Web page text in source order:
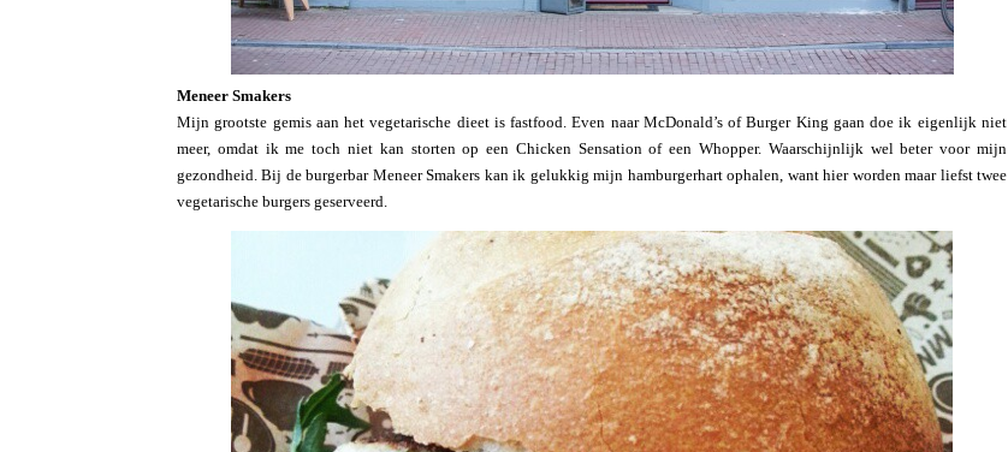
Meneer Smakers
Mijn grootste gemis aan het vegetarische dieet is fastfood. Even naar McDonald’s of Burger King gaan doe ik eigenlijk niet
meer, omdat ik me toch niet kan storten op een Chicken Sensation of een Whopper. Waarschijnlijk wel beter voor mijn
gezondheid. Bij de burgerbar Meneer Smakers kan ik gelukkig mijn hamburgerhart ophalen, want hier worden maar liefst twee
vegetarische burgers geserveerd.